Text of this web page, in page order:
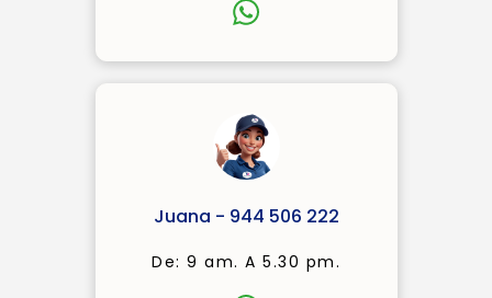
Juana - 944 506 222
De: 9 am. A 5.30 pm.